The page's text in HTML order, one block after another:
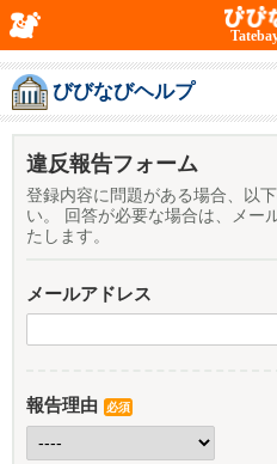
びびなびヘルプ
違反報告フォーム
登録内容に問題がある場合、以
い。 回答が必要な場合は、メー
たします。
メールアドレス
報告理由 必須